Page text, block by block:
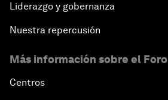
Liderazgo y gobernanza
Nuestra repercusión
Más información sobre el Foro
Centros